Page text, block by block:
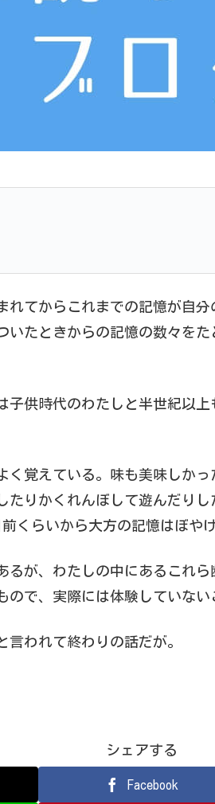
れてからこれまでの記憶が自
いたときからの記憶の数々をた
子供時代のわたしと半世紀以
く覚えている。味も美味しかっ
たりかくれんぼして遊んだりし
くらいから大方の記憶はぼやけ
るが、わたしの中にあるこれ
ので、実際には体験していない
われて終わりの話だが。
シェアする
Facebook